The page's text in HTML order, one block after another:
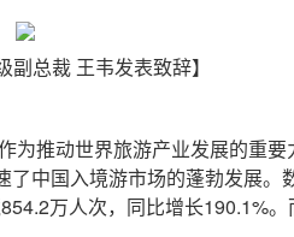
副总裁 王韦发表致辞】
推动世界旅游产业发展的重要
中国入境游市场的蓬勃发展。
万人次，同比增长190.1%